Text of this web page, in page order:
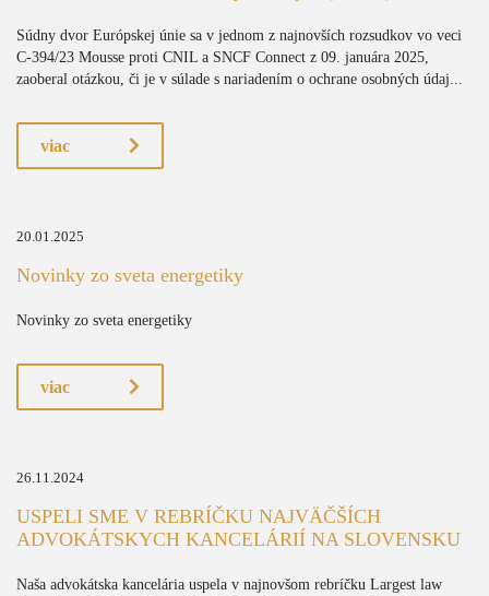
Súdny dvor Európskej únie sa v jednom z najnovších rozsudkov vo veci
C-394/23 Mousse proti CNIL a SNCF Connect z 09. januára 2025,
zaoberal otázkou, či je v súlade s nariadením o ochrane osobných údaj...
viac
20.01.2025
Novinky zo sveta energetiky
Novinky zo sveta energetiky
viac
26.11.2024
USPELI SME V REBRÍČKU NAJVÄČŠÍCH
ADVOKÁTSKYCH KANCELÁRIÍ NA SLOVENSKU
Naša advokátska kancelária uspela v najnovšom rebríčku Largest law